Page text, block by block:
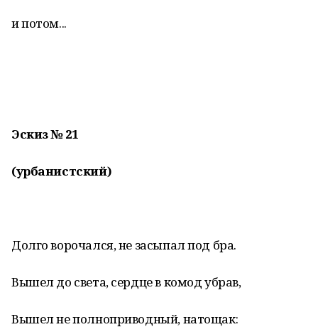
и потом...
Эскиз № 21
(урбанистский)
Долго ворочался, не засыпал под бра.
Вышел до света, сердце в комод убрав,
Вышел не полноприводный, натощак: